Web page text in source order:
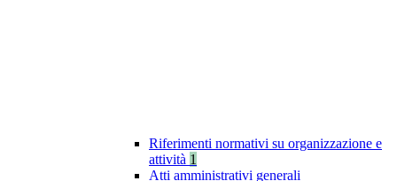
Riferimenti normativi su organizzazione e
attività 1
Atti amministrativi generali